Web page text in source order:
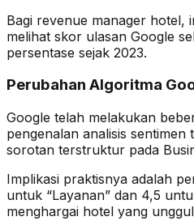
Bagi revenue manager hotel,
melihat skor ulasan Google
persentase sejak 2023.
Perubahan Algoritma
Google telah melakukan
pengenalan analisis
sorotan terstruktur pada
Implikasi praktisnya adalah
untuk “Layanan” dan 4,5
menghargai hotel yang